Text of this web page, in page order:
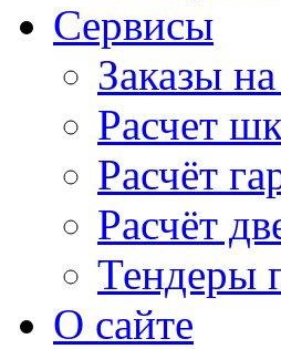
Сервисы
Заказы
Расчет
Расчёт
Расчёт
Тендеры
О сайте